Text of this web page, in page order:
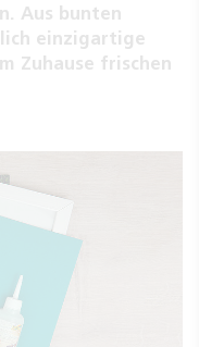
Aus bunten
einzigartige
Zuhause frischen